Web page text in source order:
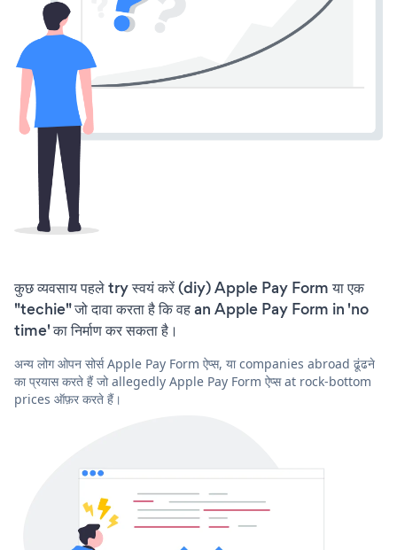
कुछ व्यवसाय पहले try स्वयं करें (diy) Apple Pay Form या एक
"techie" जो दावा करता है कि वह an Apple Pay Form in 'no
time' का निर्माण कर सकता है।
अन्य लोग ओपन सोर्स Apple Pay Form ऐप्स, या companies abroad ढूंढने
का प्रयास करते हैं जो allegedly Apple Pay Form ऐप्स at rock-bottom
prices ऑफ़र करते हैं।